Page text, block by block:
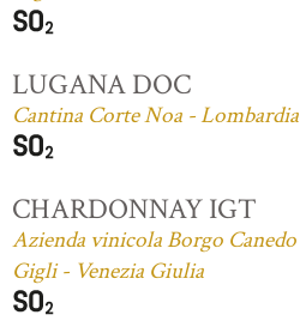
LUGANA DOC
Cantina Corte Noa - Lombardia
CHARDONNAY IGT
Azienda vinicola Borgo Canedo
Gigli - Venezia Giulia